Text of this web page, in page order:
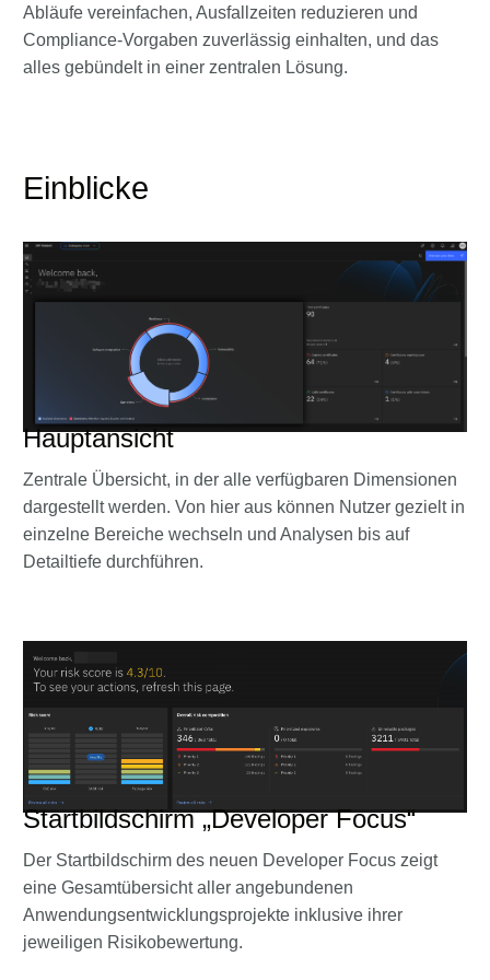
Abläufe vereinfachen, Ausfallzeiten reduzieren und
Compliance‑Vorgaben zuverlässig einhalten, und das
alles gebündelt in einer zentralen Lösung.
Einblicke
Hauptansicht
Zentrale Übersicht, in der alle verfügbaren Dimensionen
dargestellt werden. Von hier aus können Nutzer gezielt in
einzelne Bereiche wechseln und Analysen bis auf
Detailtiefe durchführen.
Startbildschirm „Developer Focus“
Der Startbildschirm des neuen Developer Focus zeigt
eine Gesamtübersicht aller angebundenen
Anwendungsentwicklungsprojekte inklusive ihrer
jeweiligen Risikobewertung.